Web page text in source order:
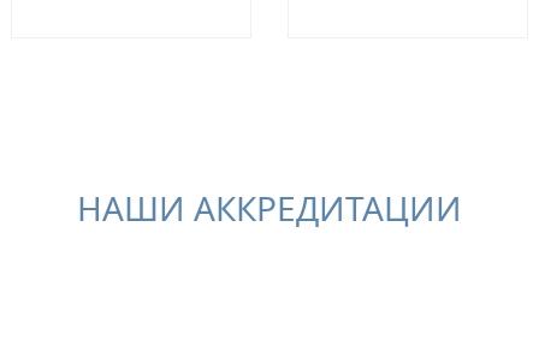
НАШИ АККРЕДИТАЦИИ